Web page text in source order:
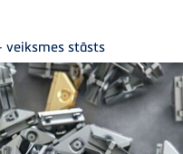
veiksmes stāsts